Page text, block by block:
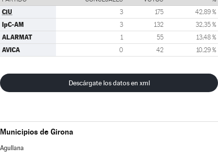
CiU 3 175 42,89 %
IpC-AM 3 132 32,35 %
ALARMAT 1 55 13,48 %
AVICA 0 42 10,29 %
Descárgate los datos en xml
Municipios de Girona
Agullana